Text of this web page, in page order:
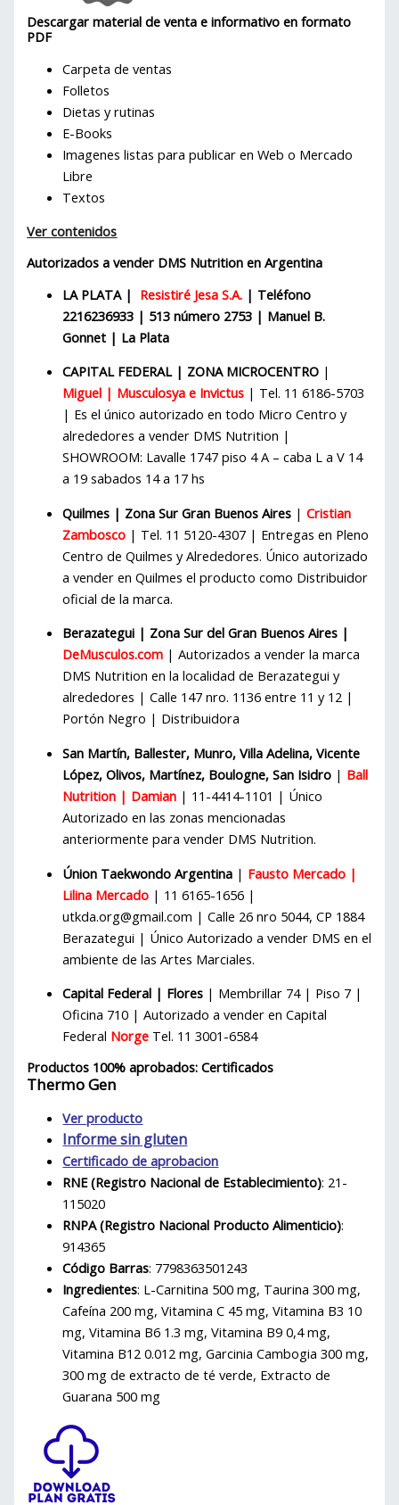
Descargar material de venta e informativo en formato
PDF
Carpeta de ventas
Folletos
Dietas y rutinas
E-Books
Imagenes listas para publicar en Web o Mercado
Libre
Textos
Ver contenidos
Autorizados a vender DMS Nutrition en Argentina
LA PLATA | Resistiré Jesa S.A. | Teléfono
2216236933 | 513 número 2753 | Manuel B.
Gonnet | La Plata
CAPITAL FEDERAL | ZONA MICROCENTRO |
Miguel | Musculosya e Invictus | Tel. 11 6186-5703
| Es el único autorizado en todo Micro Centro y
alrededores a vender DMS Nutrition |
SHOWROOM: Lavalle 1747 piso 4 A – caba L a V 14
a 19 sabados 14 a 17 hs
Quilmes | Zona Sur Gran Buenos Aires |Cristian
Zambosco | Tel. 11 5120-4307 | Entregas en Pleno
Centro de Quilmes y Alrededores. Único autorizado
a vender en Quilmes el producto como Distribuidor
oficial de la marca.
Berazategui | Zona Sur del Gran Buenos Aires |
DeMusculos.com | Autorizados a vender la marca
DMS Nutrition en la localidad de Berazategui y
alrededores | Calle 147 nro. 1136 entre 11 y 12 |
Portón Negro | Distribuidora
San Martín, Ballester, Munro, Villa Adelina, Vicente
López, Olivos, Martínez, Boulogne, San Isidro | Ball
Nutrition | Damian | 11-4414-1101 | Único
Autorizado en las zonas mencionadas
anteriormente para vender DMS Nutrition.
Únion Taekwondo Argentina | Fausto Mercado |
Lilina Mercado | 11 6165-1656 |
utkda.org@gmail.com | Calle 26 nro 5044, CP 1884
Berazategui | Único Autorizado a vender DMS en el
ambiente de las Artes Marciales.
Capital Federal | Flores | Membrillar 74 | Piso 7 |
Oficina 710 | Autorizado a vender en Capital
Federal Norge Tel. 11 3001-6584
Productos 100% aprobados: Certificados
Thermo Gen
Ver producto
Informe sin gluten
Certificado de aprobacion
RNE (Registro Nacional de Establecimiento): 21-
115020
RNPA (Registro Nacional Producto Alimenticio):
914365
Código Barras: 7798363501243
Ingredientes: L-Carnitina 500 mg, Taurina 300 mg,
Cafeína 200 mg, Vitamina C 45 mg, Vitamina B3 10
mg, Vitamina B6 1.3 mg, Vitamina B9 0,4 mg,
Vitamina B12 0.012 mg, Garcinia Cambogia 300 mg,
300 mg de extracto de té verde, Extracto de
Guarana 500 mg